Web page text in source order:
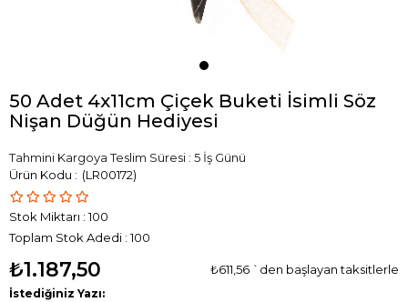
50 Adet 4x11cm Çiçek Buketi İsimli Söz
Nişan Düğün Hediyesi
Tahmini Kargoya Teslim Süresi : 5 İş Günü
(LR00172)
Stok Miktarı : 100
Toplam Stok Adedi : 100
₺1.187,50 ₺611,56 `den başlayan taksitlerle
İstediğiniz Yazı: